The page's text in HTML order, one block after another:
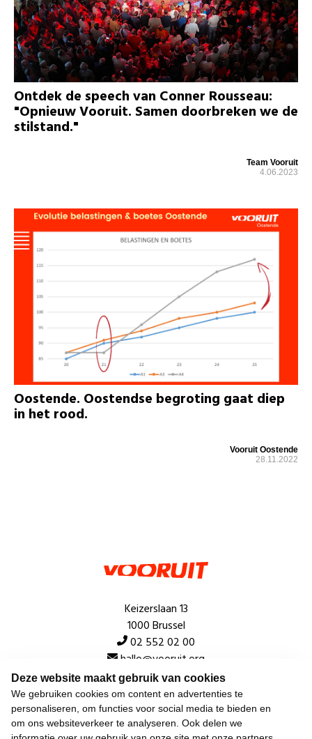
Deze website maakt gebruik van cookies
We gebruiken cookies om content en advertenties te
personaliseren, om functies voor social media te bieden en
om ons websiteverkeer te analyseren. Ook delen we
Ontdek de speech van Conner Rousseau:
"Opnieuw Vooruit. Samen doorbreken we de
stilstand."
Team Vooruit
4.06.2023
Oostende. Oostendse begroting gaat diep
in het rood.
Vooruit Oostende
28.11.2022
Keizerslaan 13
1000 Brussel
02 552 02 00
hallo@vooruit.org
Snel
Over de beweging